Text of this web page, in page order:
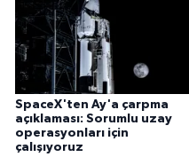
SpaceX'ten Ay'a çarpma
açıklaması: Sorumlu uzay
operasyonları için
çalışıyoruz